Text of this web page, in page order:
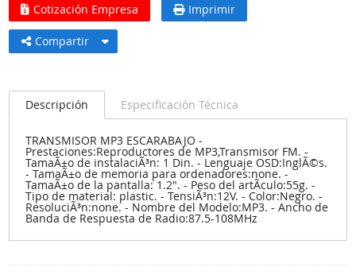
Cotización Empresa Imprimir
Compartir
Descripción Especificación Técnica
TRANSMISOR MP3 ESCARABAJO -
Prestaciones:Reproductores de MP3,Transmisor FM. -
TamaÃ±o de instalaciÃ³n: 1 Din. - Lenguaje OSD:InglÃ©s.
- TamaÃ±o de memoria para ordenadores:none. -
TamaÃ±o de la pantalla: 1.2". - Peso del artÃ­culo:55g. -
Tipo de material: plastic. - TensiÃ³n:12V. - Color:Negro. -
ResoluciÃ³n:none. - Nombre del Modelo:MP3. - Ancho de
Banda de Respuesta de Radio:87.5-108MHz